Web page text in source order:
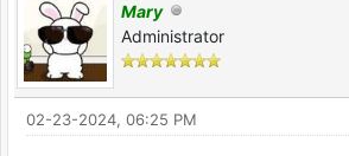
Mary
Administrator
02-23-2024, 06:25 PM